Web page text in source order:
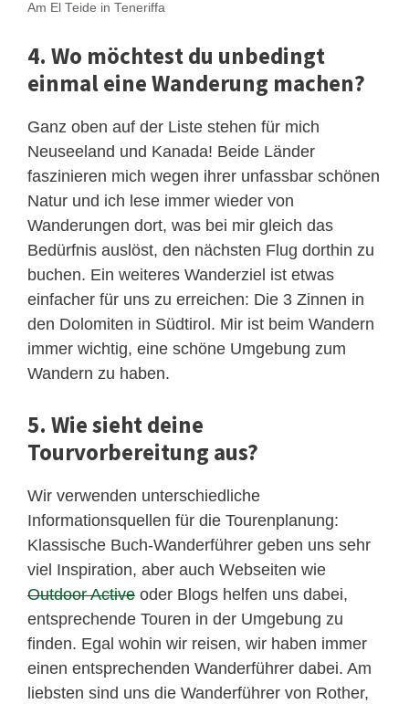
Am El Teide in Teneriffa
4. Wo möchtest du unbedingt
einmal eine Wanderung machen?
Ganz oben auf der Liste stehen für mich
Neuseeland und Kanada! Beide Länder
faszinieren mich wegen ihrer unfassbar schönen
Natur und ich lese immer wieder von
Wanderungen dort, was bei mir gleich das
Bedürfnis auslöst, den nächsten Flug dorthin zu
buchen. Ein weiteres Wanderziel ist etwas
einfacher für uns zu erreichen: Die 3 Zinnen in
den Dolomiten in Südtirol. Mir ist beim Wandern
immer wichtig, eine schöne Umgebung zum
Wandern zu haben.
5. Wie sieht deine
Tourvorbereitung aus?
Wir verwenden unterschiedliche
Informationsquellen für die Tourenplanung:
Klassische Buch-Wanderführer geben uns sehr
viel Inspiration, aber auch Webseiten wie
Outdoor Active oder Blogs helfen uns dabei,
entsprechende Touren in der Umgebung zu
finden. Egal wohin wir reisen, wir haben immer
einen entsprechenden Wanderführer dabei. Am
liebsten sind uns die Wanderführer von Rother,